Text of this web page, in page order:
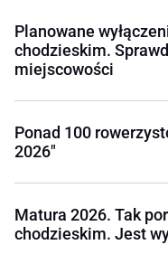
Planowane
chodzieskim.
miejscowości
Ponad 100
2026"
Matura 2026. Tak
chodzieskim. Jest